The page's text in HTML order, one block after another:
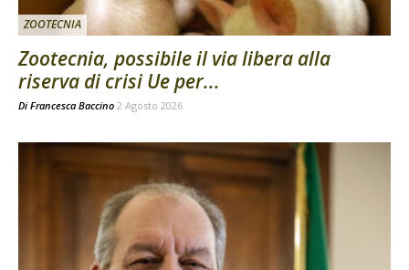
ZOOTECNIA
Zootecnia, possibile il via libera alla
riserva di crisi Ue per...
Di Francesca Baccino 2 Agosto 2026